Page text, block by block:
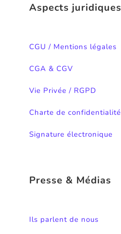
Aspects juridiques
CGU / Mentions légales
CGA & CGV
Vie Privée / RGPD
Charte de confidentialité
Signature électronique
Presse & Médias
Ils parlent de nous